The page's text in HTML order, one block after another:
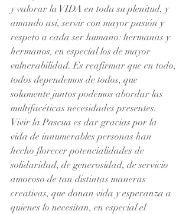
y valorar la VIDA en toda su plenitud, y
amando así, servir con mayor pasión y
respeto a cada ser humano: hermanas y
hermanos, en especial los de mayor
vulnerabilidad. Es reafirmar que en todo,
todos dependemos de todos, que
solamente juntos podemos abordar las
multifacéticas necesidades presentes.
Vivir la Pascua es dar gracias por la
vida de innumerables personas han
hecho florecer potencialidades de
solidaridad, de generosidad, de servicio
amoroso de tan distintas maneras
creativas, que donan vida y esperanza a
quienes lo necesitan, en especial el